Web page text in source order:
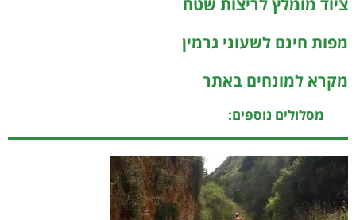
ציוד מומלץ לריצות שטח
מפות חינם לשעוני גרמין
מקרא למונחים באתר
מסלולים נוספים: